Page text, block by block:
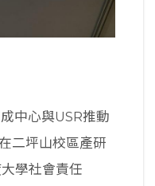
中心與USR推動
二坪山校區產研
學社會責任